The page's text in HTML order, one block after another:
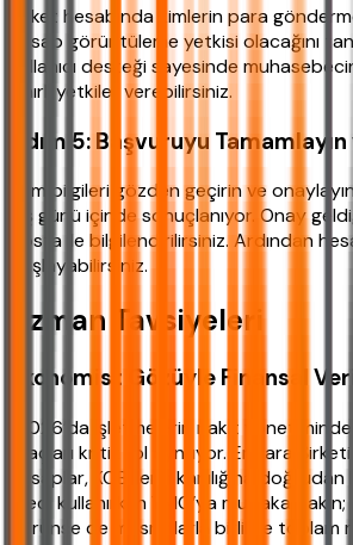
Şirket hesabında kimlerin para
hesap görüntüleme yetkisi olacağını
kullanıcı desteği sayesinde
sınırlı yetkiler verebilirsiniz.
Adım 5: Başvuruyu
Tüm bilgileri gözden geçirin ve
1 iş günü içinde sonuçlanıyor. Onay
posta ile bilgilendirilirsiniz. Ardından
başlayabilirsiniz.
Uzman Tavsiyeleri
Ekonomist Gözüyle Finansal
“2026’da işletmelerin nakit
araçları kritik rol oynuyor. Enpara
hesaplar, KOBİ’lerin kârlılığına
kredi kullanırken YMO’ya mutlaka
görünse de masraflarla birlikte toplam